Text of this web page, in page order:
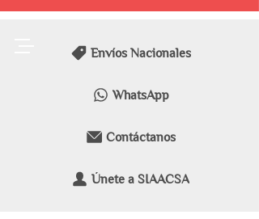
Envíos Nacionales
WhatsApp
Contáctanos
Únete a SIAACSA